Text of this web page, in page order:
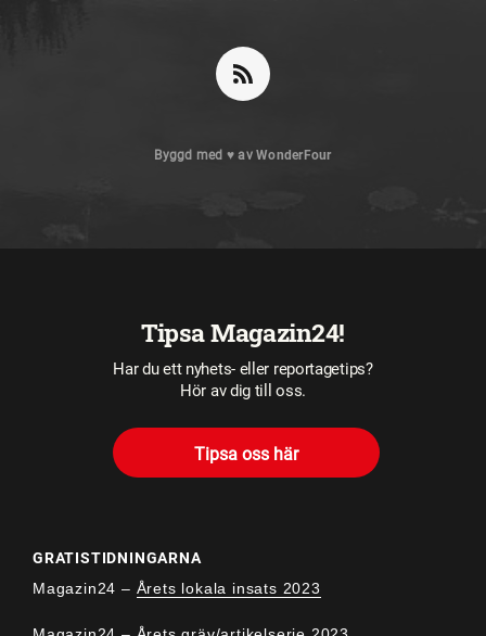
Byggd med ♥ avWonderFour
Tipsa Magazin24!
Har du ett nyhets- eller reportagetips?
Hör av dig till oss.
Tipsa oss här
GRATISTIDNINGARNA
Magazin24 – Årets lokala insats 2023